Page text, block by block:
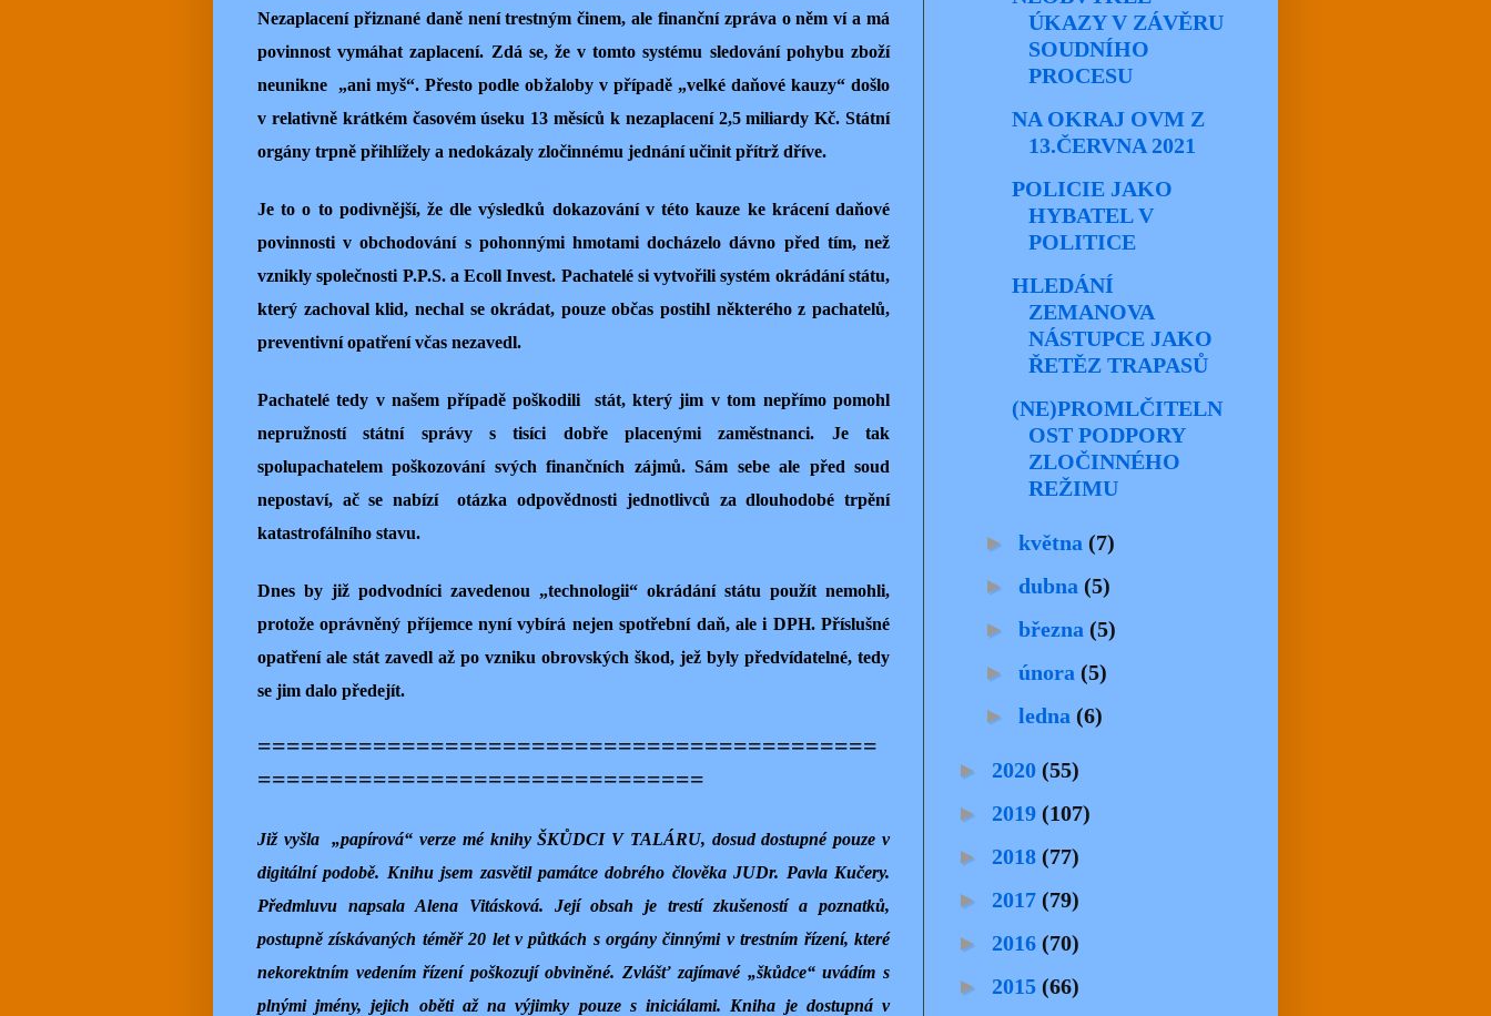
Nezaplacení přiznané daně není trestným činem, ale finanční zpráva o něm ví a má
povinnost vymáhat zaplacení. Zdá se, že v tomto systému sledování pohybu zboží
neunikne „ani myš“. Přesto podle obžaloby v případě „velké daňové kauzy“ došlo
v relativně krátkém časovém úseku 13 měsíců k nezaplacení 2,5 miliardy Kč. Státní
orgány trpně přihlížely a nedokázaly zločinnému jednání učinit přítrž dříve.
Je to o to podivnější, že dle výsledků dokazování v této kauze ke krácení daňové
povinnosti v obchodování s pohonnými hmotami docházelo dávno před tím, než
vznikly společnosti P.P.S. a Ecoll Invest. Pachatelé si vytvořili systém okrádání státu,
který zachoval klid, nechal se okrádat, pouze občas postihl některého z pachatelů,
preventivní opatření včas nezavedl.
Pachatelé tedy v našem případě poškodili stát, který jim v tom nepřímo pomohl
nepružností státní správy s tisíci dobře placenými zaměstnanci. Je tak
spolupachatelem poškozování svých finančních zájmů. Sám sebe ale před soud
nepostaví, ač se nabízí otázka odpovědnosti jednotlivců za dlouhodobé trpění
katastrofálního stavu.
Dnes by již podvodníci zavedenou „technologii“ okrádání státu použít nemohli,
protože oprávněný příjemce nyní vybírá nejen spotřební daň, ale i DPH. Příslušné
opatření ale stát zavedl až po vzniku obrovských škod, jež byly předvídatelné, tedy
se jim dalo předejít.
===========================================
===============================
Již vyšla „papírová“ verze mé knihy ŠKŮDCI V TALÁRU, dosud dostupné pouze v
digitální podobě. Knihu jsem zasvětil památce dobrého člověka JUDr. Pavla Kučery.
Předmluvu napsala Alena Vitásková. Její obsah je trestí zkušeností a poznatků,
postupně získávaných téměř 20 let v půtkách s orgány činnými v trestním řízení, které
nekorektním vedením řízení poškozují obviněné. Zvlášť zajímavé „škůdce“ uvádím s
plnými jmény, jejich oběti až na výjimky pouze s iniciálami. Kniha je dostupná v
ÚKAZY V ZÁVĚRU
SOUDNÍHO
PROCESU
NA OKRAJ OVM Z
13.ČERVNA 2021
POLICIE JAKO
HYBATEL V
POLITICE
HLEDÁNÍ
ZEMANOVA
NÁSTUPCE JAKO
ŘETĚZ TRAPASŮ
(NE)PROMLČITELN
OST PODPORY
ZLOČINNÉHO
REŽIMU
► května (7)
► dubna (5)
► března (5)
► února (5)
► ledna (6)
► 2020 (55)
► 2019 (107)
► 2018 (77)
► 2017 (79)
► 2016 (70)
► 2015 (66)